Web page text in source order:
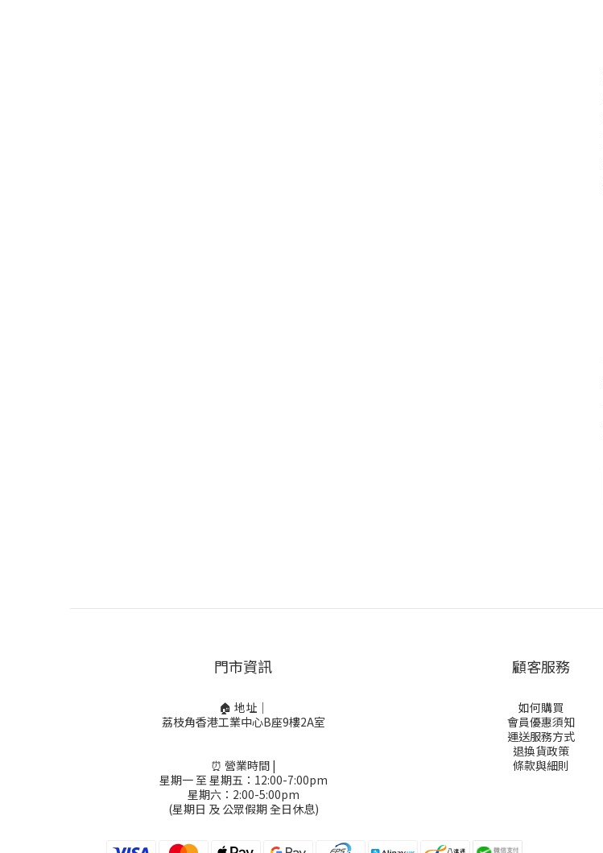
門市資訊
🏠 地址｜
荔枝角香港工業中心B座9樓2A室
⏰ 營業時間 |
星期一 至 星期五：12:00-7:00pm
星期六：2:00-5:00pm
(星期日 及 公眾假期 全日休息)
顧客服務
如何購買
會員優惠須知
運送服務方式
退換貨政策
條款與細則